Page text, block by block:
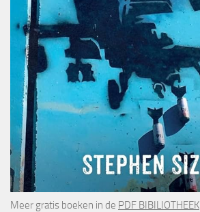
Meer gratis boeken in de PDF BIBILIOTHEEK